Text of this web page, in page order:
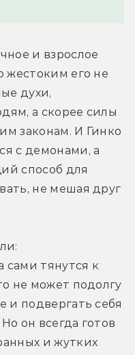
и взрослое
жестоким его не
духи,
а скорее силы
законам. И Гинко
с демонами, а
способ для
не мешая друг
сами тянутся к
не может подолгу
и подвергать себя
он всегда готов
и жутких